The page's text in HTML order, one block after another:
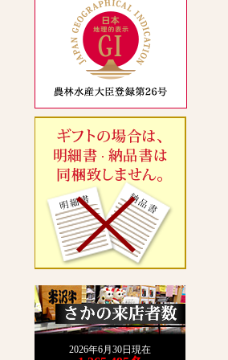
2026年6月30日現在